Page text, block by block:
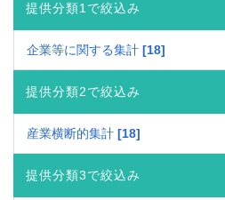
提供分類1で絞込み
企業等に関する集計 18
提供分類2で絞込み
産業横断的集計 18
提供分類3で絞込み